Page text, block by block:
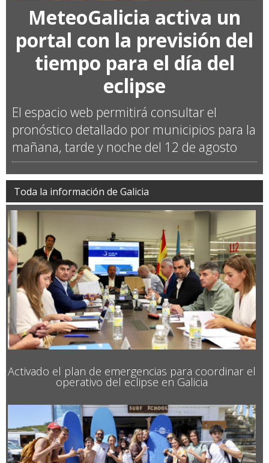
MeteoGalicia activa un
portal con la previsión del
tiempo para el día del
eclipse
El espacio web permitirá consultar el
pronóstico detallado por municipios para la
mañana, tarde y noche del 12 de agosto
Toda la información de Galicia
Activado el plan de emergencias para coordinar el
operativo del eclipse en Galicia